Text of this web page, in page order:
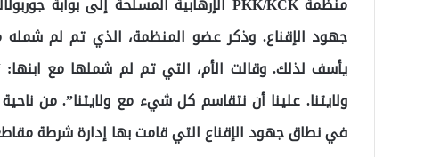
جهود الإقناع. وذكر عضو المنظمة، الذي تم لم
يأسف لذلك. وقالت الأم، التي تم لم شملها مع ابنها:
ولايتنا. علينا أن نتقاسم كل شيء مع ولايتنا”. من
في نطاق جهود الإقناع التي قامت بها إدارة شرطة مقاطعة